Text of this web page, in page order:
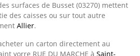
surfaces de Busset (03270) mettent
des caisses ou sur tout autre
Allier.
un carton directement au
yorre RUE DU MARCHE à Saint-